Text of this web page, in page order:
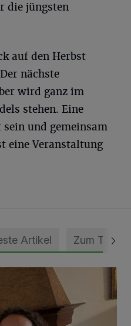
die jüngsten
auf den Herbst
nächste
wird ganz im
stehen. Eine
und gemeinsam
eine Veranstaltung
Artikel Zum Thema
1 Song